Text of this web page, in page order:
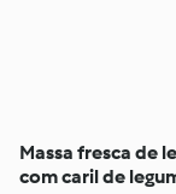
Massa fresca de
com caril de